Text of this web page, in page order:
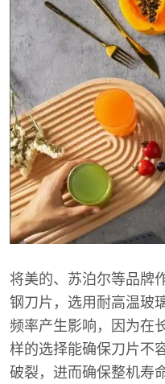
将美的、苏泊尔等品牌
钢刀片，选用耐高温玻
频率产生影响，因为在
样的选择能确保刀片不
破裂，进而确保整机寿